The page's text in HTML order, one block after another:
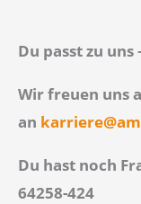
Du passt zu
Wir freuen uns
an
Du hast noch
64258-424